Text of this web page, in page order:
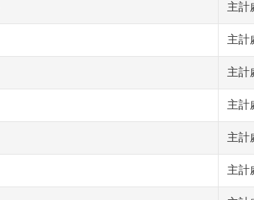
主計
主計
主計
主計
主計
主計